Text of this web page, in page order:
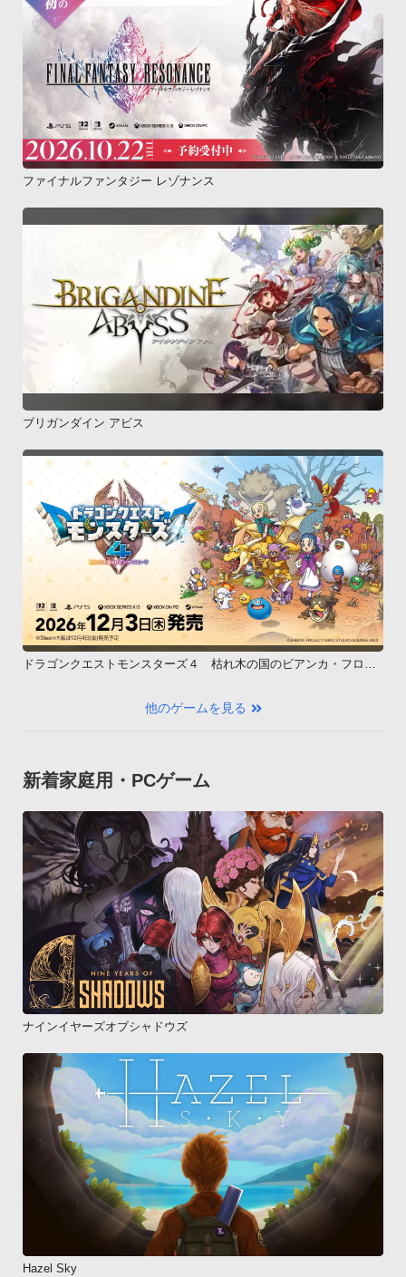
ファイナルファンタジー レゾナンス
ブリガンダイン アビス
ドラゴンクエストモンスターズ４ 枯れ木の国のビアンカ・フロー
他のゲームを見る
新着家庭用・PCゲーム
ナインイヤーズオブシャドウズ
Hazel Sky